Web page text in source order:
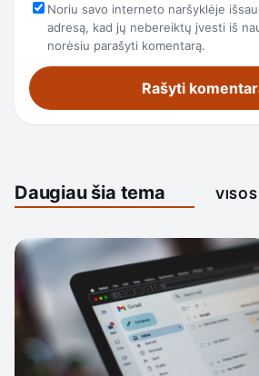
Noriu savo interneto naršyklėje
adresą, kad jų nebereiktų įvesti iš
norėsiu parašyti komentarą.
Daugiau šia tema